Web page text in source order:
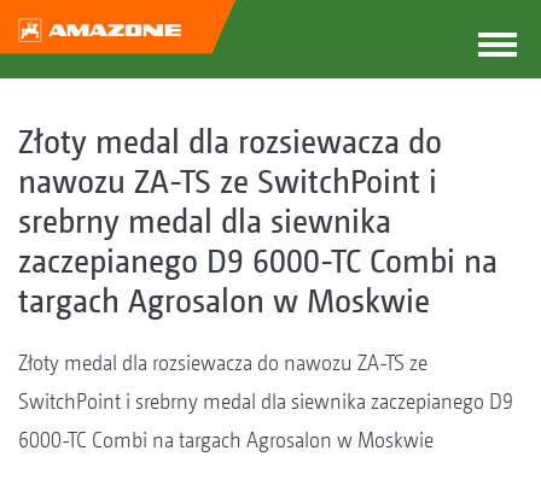
Złoty medal dla rozsiewacza do
nawozu ZA-TS ze SwitchPoint i
srebrny medal dla siewnika
zaczepianego D9 6000-TC Combi na
targach Agrosalon w Moskwie
Złoty medal dla rozsiewacza do nawozu ZA-TS ze
SwitchPoint i srebrny medal dla siewnika zaczepianego D9
6000-TC Combi na targach Agrosalon w Moskwie